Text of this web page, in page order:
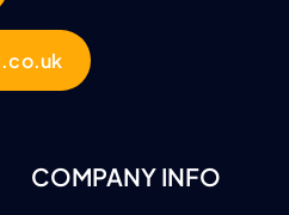
COMPANY INFO